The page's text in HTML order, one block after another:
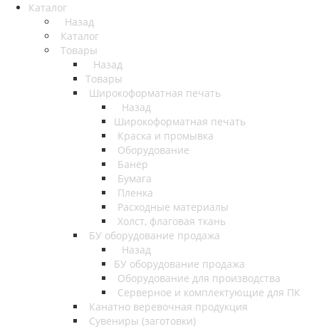
Каталог
Назад
Каталог
Товары
Назад
Товары
Широкоформатная печать
Назад
Широкоформатная печать
Краска и промывка
Оборудование
Банер
Бумага
Пленка
Расходные материалы
Холст, флаговая ткань
БУ оборудование продажа
Назад
БУ оборудование продажа
Оборудование для производства
Серверное и комплектующие для ПК
Канатно веревочная продукция
Сувениры (заготовки)